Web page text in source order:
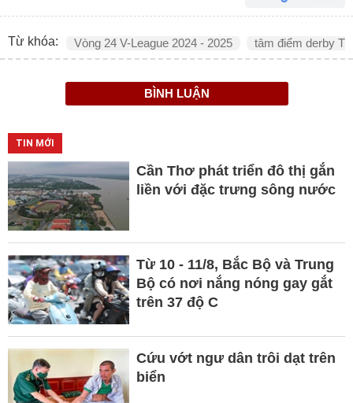
Từ khóa: Vòng 24 V-League 2024 - 2025 tâm điểm derby
BÌNH LUẬN
TIN MỚI
Cần Thơ phát triển đô thị gắn
liền với đặc trưng sông nước
Từ 10 - 11/8, Bắc Bộ và Trung
Bộ có nơi nắng nóng gay gắt
trên 37 độ C
Cứu vớt ngư dân trôi dạt trên
biển